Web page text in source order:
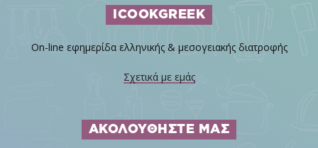
ICOOKGREEK
On-line εφημερίδα ελληνικής & μεσογειακής διατροφής
Σχετικά με εμάς
ΑΚΟΛΟΥΘΗΣΤΕ ΜΑΣ